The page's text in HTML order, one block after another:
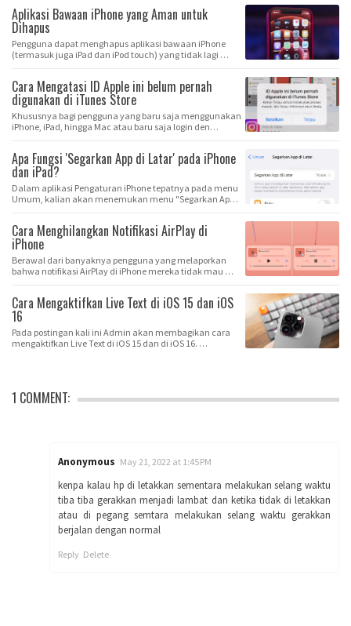
Aplikasi Bawaan iPhone yang Aman untuk
Dihapus
Pengguna dapat menghapus aplikasi bawaan iPhone
(termasuk juga iPad dan iPod touch) yang tidak lagi …
Cara Mengatasi ID Apple ini belum pernah
digunakan di iTunes Store
Khususnya bagi pengguna yang baru saja menggunakan
iPhone, iPad, hingga Mac atau baru saja login den…
Apa Fungsi 'Segarkan App di Latar' pada iPhone
dan iPad?
Dalam aplikasi Pengaturan iPhone tepatnya pada menu
Umum, kalian akan menemukan menu "Segarkan App
Cara Menghilangkan Notifikasi AirPlay di
iPhone
Berawal dari banyaknya pengguna yang melaporkan
bahwa notifikasi AirPlay di iPhone mereka tidak mau …
Cara Mengaktifkan Live Text di iOS 15 dan iOS
16
Pada postingan kali ini Admin akan membagikan cara
mengaktifkan Live Text di iOS 15 dan di iOS 16. …
1 COMMENT:
Anonymous May 21, 2022 at 1:45 PM
kenpa kalau hp di letakkan sementara melakukan selang waktu
tiba tiba gerakkan menjadi lambat dan ketika tidak di letakkan
atau di pegang semtara melakukan selang waktu gerakkan
berjalan dengan normal
Reply Delete